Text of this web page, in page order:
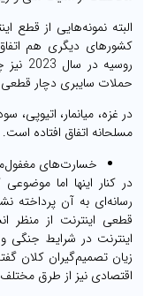
البته نمونه‌هایی از قطع
کشورهای دیگری هم
حملات سایبری دچار
در غزه، میانمار،
مسلحانه اتفاق افتاده است.
خسارت‌های
در کنار اینها اما
رسانه‌ای به آن
قطعی اینترنت از منظر
اینترنت در شرایط جنگی
زیان تصمیم‌گیران کلان
اقتصادی نیز از طرق